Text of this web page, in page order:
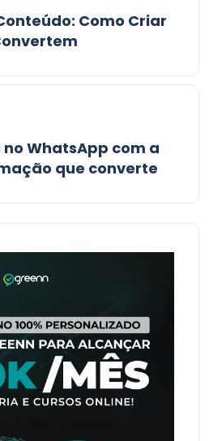
Como Criar
WhatsApp com a
que converte